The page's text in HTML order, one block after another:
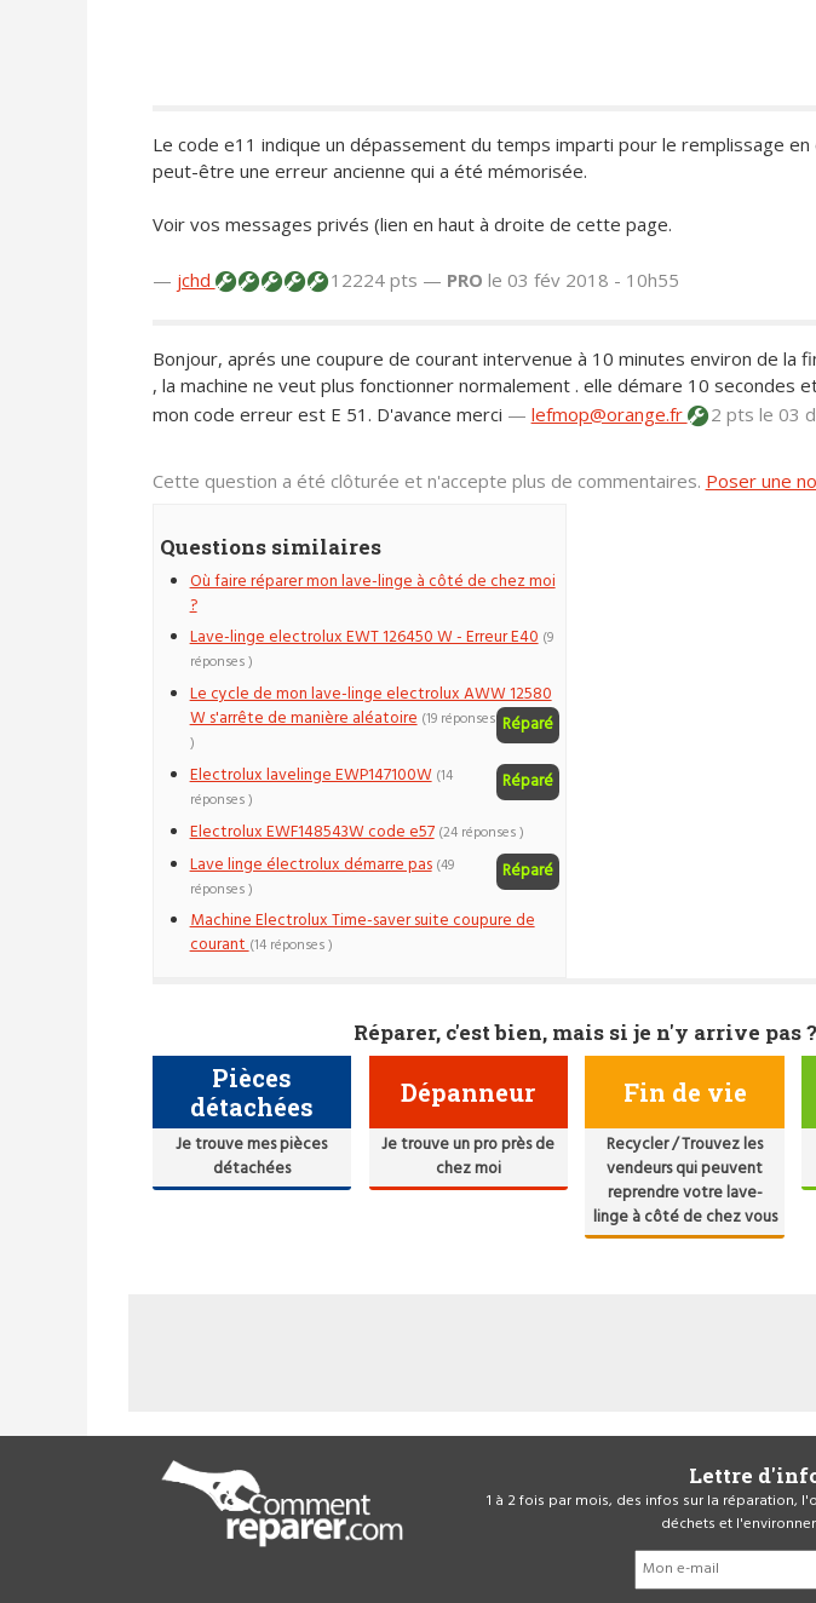
Le code e11 indique un dépassement du temps imparti pour le remplissage en
peut-être une erreur ancienne qui a été mémorisée.
Voir vos messages privés (lien en haut à droite de cette page.
— jchd 12224 pts — PRO le 03 fév 2018 - 10h55
Bonjour, aprés une coupure de courant intervenue à 10 minutes environ de la
, la machine ne veut plus fonctionner normalement . elle démare 10 secondes
mon code erreur est E 51. D'avance merci — lefmop@orange.fr 2 pts le 03
Cette question a été clôturée et n'accepte plus de commentaires. Poser une
Questions similaires
Où faire réparer mon lave-linge à côté de chez moi
?
Lave-linge electrolux EWT 126450 W - Erreur E40 (9
réponses )
Le cycle de mon lave-linge electrolux AWW 12580
W s'arrête de manière aléatoire
Réparé
(19 réponses
)
Electrolux lavelinge EWP147100W Réparé
(14
réponses )
Electrolux EWF148543W code e57 (24 réponses )
Lave linge électrolux démarre pas Réparé
(49
réponses )
Machine Electrolux Time-saver suite coupure de
courant(14 réponses )
Réparer, c'est bien, mais si je n'y arrive pas ?
Pièces
détachées
Je trouve mes pièces
détachées
Dépanneur
Je trouve un pro près de
chez moi
Fin de vie
Recycler / Trouvez les
vendeurs qui peuvent
reprendre votre lave-
linge à côté de chez vous
Lettre
1 à 2 fois par mois, des infos sur la réparation,
déchets et